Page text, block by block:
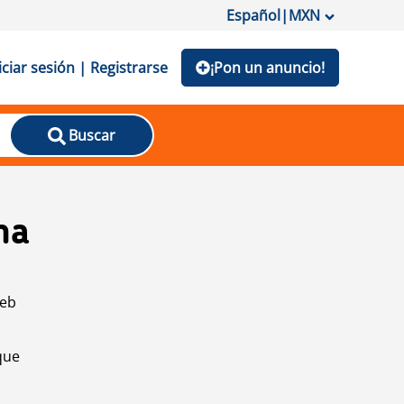
Español|MXN
sesión | Registrarse ¡Pon un anuncio!
Buscar